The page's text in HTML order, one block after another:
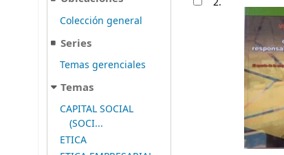
Colección general
Series
Temas gerenciales
Temas
CAPITAL SOCIAL
(SOCI...
ETICA